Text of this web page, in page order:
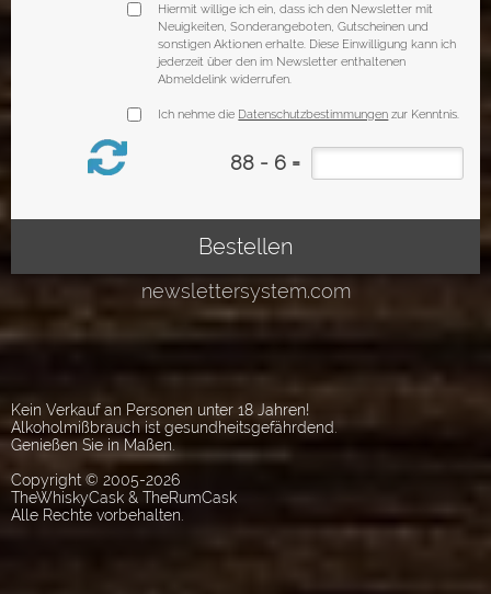
Kein Verkauf an Personen unter 18 Jahren!
Alkoholmißbrauch ist gesundheitsgefährdend.
Genießen Sie in Maßen.
Copyright © 2005-2026
TheWhiskyCask & TheRumCask
Alle Rechte vorbehalten.